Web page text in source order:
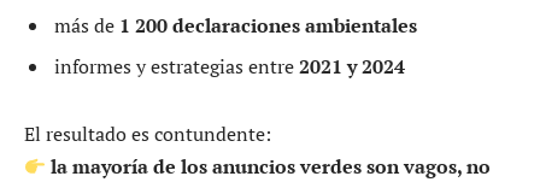
más de 1 200 declaraciones ambientales
informes y estrategias entre2021 y 2024
El resultado es contundente:
la mayoría de los anuncios verdes son vagos, no